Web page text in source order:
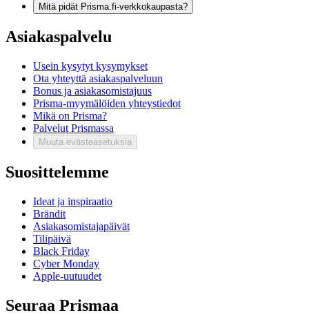
Mitä pidät Prisma.fi-verkkokaupasta?
Asiakaspalvelu
Usein kysytyt kysymykset
Ota yhteyttä asiakaspalveluun
Bonus ja asiakasomistajuus
Prisma-myymälöiden yhteystiedot
Mikä on Prisma?
Palvelut Prismassa
Muuta evästeasetuksia
Suosittelemme
Ideat ja inspiraatio
Brändit
Asiakasomistajapäivät
Tilipäivä
Black Friday
Cyber Monday
Apple-uutuudet
Seuraa Prismaa